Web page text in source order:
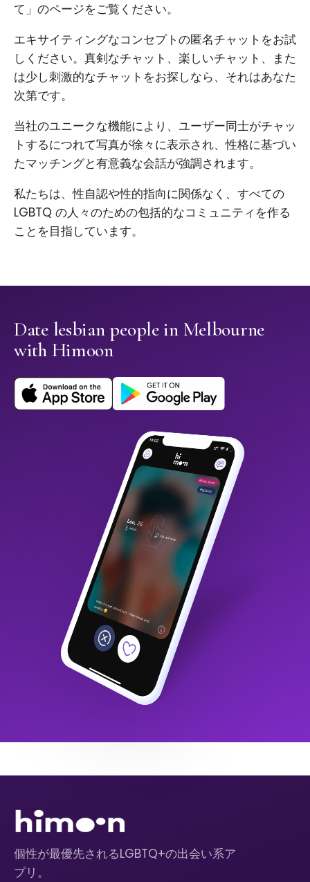
て」のページをご覧ください。
エキサイティングなコンセプトの匿名チャットをお試
しください。真剣なチャット、楽しいチャット、また
は少し刺激的なチャットをお探しなら、それはあなた
次第です。
当社のユニークな機能により、ユーザー同士がチャッ
トするにつれて写真が徐々に表示され、性格に基づい
たマッチングと有意義な会話が強調されます。
私たちは、性自認や性的指向に関係なく、すべての
LGBTQ の人々のための包括的なコミュニティを作る
ことを目指しています。
Date lesbian people in Melbourne
with Himoon
個性が最優先されるLGBTQ+の出会い系ア
プリ。